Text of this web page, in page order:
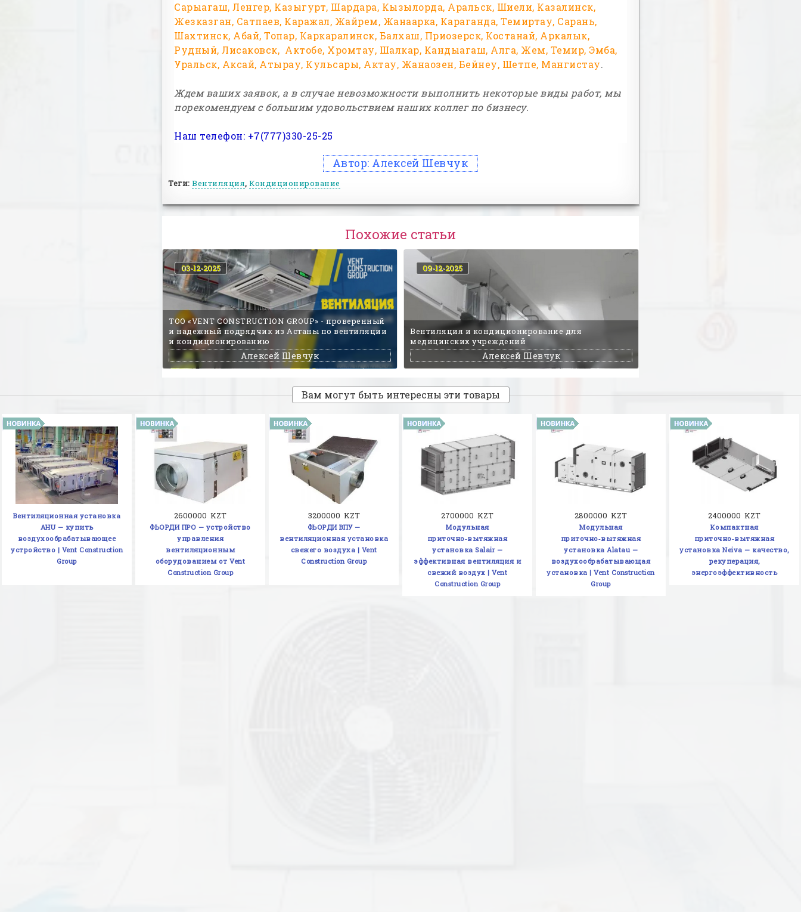
Сарыагаш, Ленгер, Казыгурт, Шардара, Кызылорда, Аральск, Шиели, Казалинск,
Жезказган, Сатпаев, Каражал, Жайрем, Жанаарка, Караганда, Темиртау, Сарань,
Шахтинск, Абай, Топар, Каркаралинск, Балхаш, Приозерск, Костанай, Аркалык,
Рудный, Лисаковск, Актобе, Хромтау, Шалкар, Кандыагаш, Алга, Жем, Темир, Эмба,
Уральск, Аксай, Атырау, Кульсары, Актау, Жанаозен, Бейнеу, Шетпе, Мангистау.
Ждем ваших заявок, а в случае невозможности выполнить некоторые виды работ, мы
порекомендуем с большим удовольствием наших коллег по бизнесу.
Наш телефон: +7(777)330-25-25
Автор: Алексей Шевчук
Теги: Вентиляция, Кондиционирование
Похожие статьи
ТОО «VENT CONSTRUCTION GROUP» - проверенный
и надежный подрядчик из Астаны по вентиляции
и кондиционированию
Алексей Шевчук
03-12-2025
Вентиляция и кондиционирование для
медицинских учреждений
Алексей Шевчук
09-12-2025
Вам могут быть интересны эти товары
Вентиляционная установка
AHU — купить
воздухообрабатывающее
устройство | Vent Construction
Group
2600000 KZT
ФЬОРДИ ПРО — устройство
управления
вентиляционным
оборудованием от Vent
Construction Group
3200000 KZT
ФЬОРДИ ВПУ —
вентиляционная установка
свежего воздуха | Vent
Construction Group
2700000 KZT
Модульная
приточно‑вытяжная
установка Salair —
эффективная вентиляция и
свежий воздух | Vent
Construction Group
2800000 KZT
Модульная
приточно‑вытяжная
установка Alatau —
воздухообрабатывающая
установка | Vent Construction
Group
2400000 KZT
Компактная
приточно‑вытяжная
установка Neiva — качество,
рекуперация,
энергоэффективность